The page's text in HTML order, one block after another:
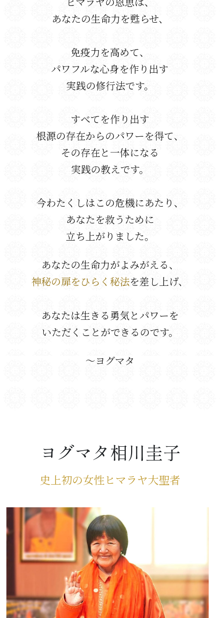
あなたの生命力を甦らせ、
免疫力を高めて、
パワフルな心身を作り出す
実践の修行法です。
すべてを作り出す
根源の存在からのパワーを得て、
その存在と一体になる
実践の教えです。
今わたくしはこの危機にあたり、
あなたを救うために
立ち上がりました。
あなたの生命力がよみがえる、
神秘の扉をひらく秘法を差し上げ、
あなたは生きる勇気とパワーを
いただくことができるのです。
〜ヨグマタ
ヨグマタ相川圭子
史上初の女性ヒマラヤ大聖者